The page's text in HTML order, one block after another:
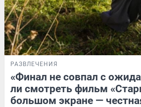
РАЗВЛЕЧЕНИЯ
«Финал не совпал с
ли смотреть фильм
большом экране —